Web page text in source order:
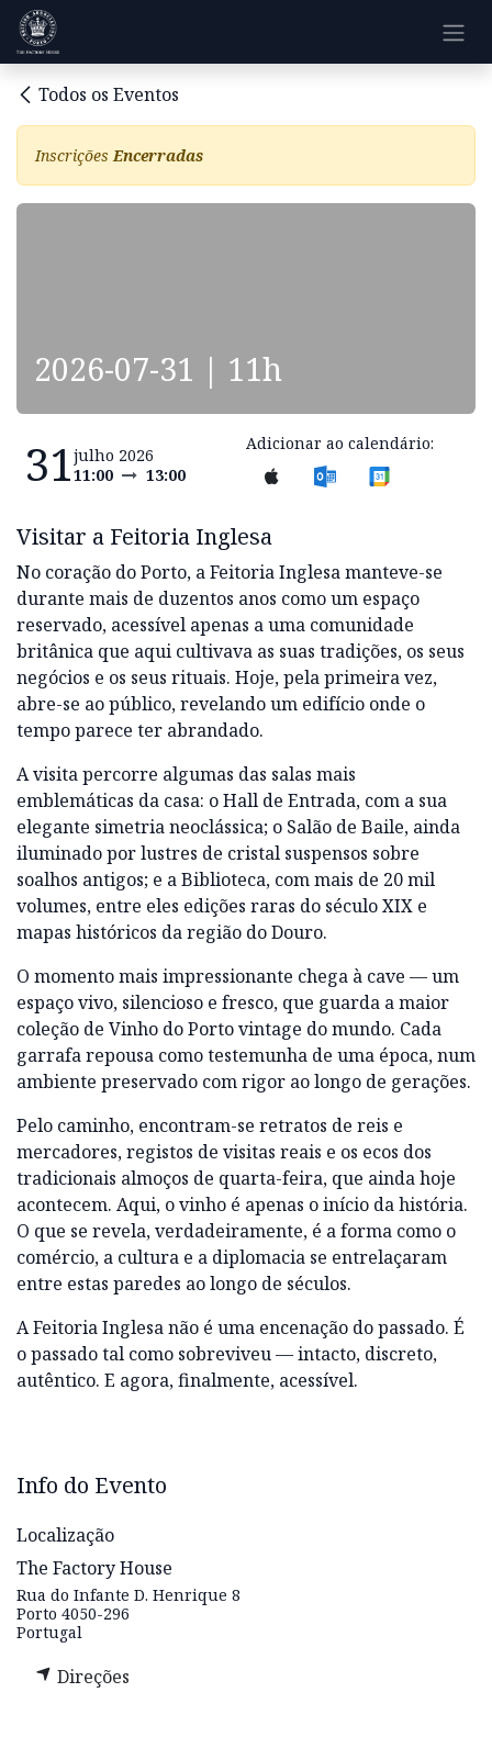
Pular para o conteúdo
Todos os Eventos
Inscrições Encerradas
2026-07-31 | 11h
31julho 2026
11:00
13:00
Adicionar ao calendário:
Visitar a Feitoria Inglesa
No coração do Porto, a Feitoria Inglesa manteve-se
durante mais de duzentos anos como um espaço
reservado, acessível apenas a uma comunidade
britânica que aqui cultivava as suas tradições, os seus
negócios e os seus rituais. Hoje, pela primeira vez,
abre-se ao público, revelando um edifício onde o
tempo parece ter abrandado.
A visita percorre algumas das salas mais
emblemáticas da casa: o Hall de Entrada, com a sua
elegante simetria neoclássica; o Salão de Baile, ainda
iluminado por lustres de cristal suspensos sobre
soalhos antigos; e a Biblioteca, com mais de 20 mil
volumes, entre eles edições raras do século XIX e
mapas históricos da região do Douro.
O momento mais impressionante chega à cave — um
espaço vivo, silencioso e fresco, que guarda a maior
coleção de Vinho do Porto vintage do mundo. Cada
garrafa repousa como testemunha de uma época, num
ambiente preservado com rigor ao longo de gerações.
Pelo caminho, encontram-se retratos de reis e
mercadores, registos de visitas reais e os ecos dos
tradicionais almoços de quarta-feira, que ainda hoje
acontecem. Aqui, o vinho é apenas o início da história.
O que se revela, verdadeiramente, é a forma como o
comércio, a cultura e a diplomacia se entrelaçaram
entre estas paredes ao longo de séculos.
A Feitoria Inglesa não é uma encenação do passado. É
o passado tal como sobreviveu — intacto, discreto,
autêntico. E agora, finalmente, acessível.
Info do Evento
Localização
The Factory House
Rua do Infante D. Henrique 8
Porto 4050-296
Portugal
Direções